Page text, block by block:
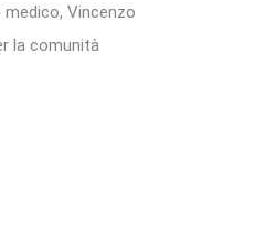
Vincenzo
la comunità